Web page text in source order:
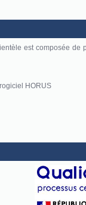
est composée de
HORUS